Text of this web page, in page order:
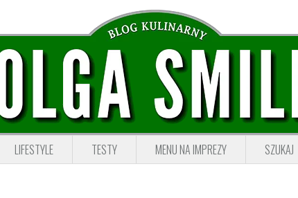
LIFESTYLE TESTY MENU NA IMPREZY SZUKAJ